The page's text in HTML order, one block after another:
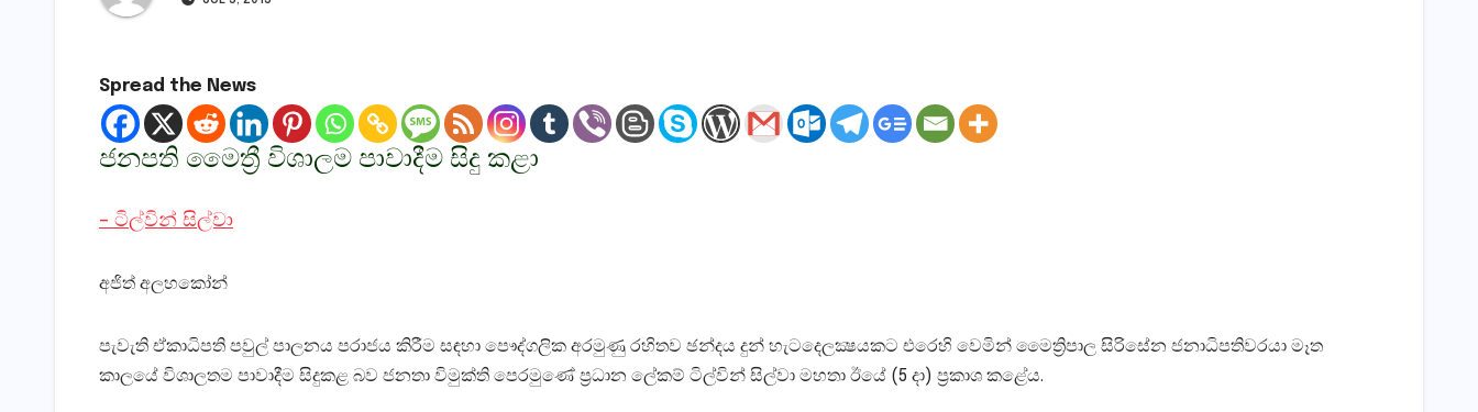
Spread the News
ජනපති මෛත්‍රී විශාලම පාවාදීම සිදු කළා
– ටිල්වින් සිල්වා
අජිත් අලහකෝන්
පැවැති ඒකාධිපති පවුල් පාලනය පරාජය කිරීම සඳහා පෞද්ගලික අරමුණු රහිතව ඡන්දය දුන් හැටදෙලක්‍ෂයකට එරෙහි වෙමින් මෛත්‍රිපාල සිරිසේන ජනාධිපතිවරයා මෑත
කාලයේ විශාලතම පාවාදීම සිදුකළ බව ජනතා විමුක්‌ති පෙරමුණේ ප්‍රධාන ලේකම් ටිල්වින් සිල්වා මහතා ඊයේ (5 දා) ප්‍රකාශ කළේය.